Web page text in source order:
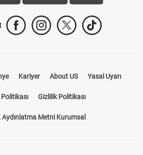
Kariyer About US Yasal Uyarı
Gizlilik Politikası
Aydınlatma Metni Kurumsal